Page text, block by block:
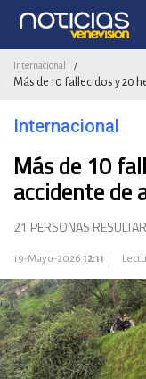
Internacional /
Más de 10 fallecidos y 20
Internacional
Más de 10
accidente de
21 PERSONAS
19-Mayo-2026 12:11